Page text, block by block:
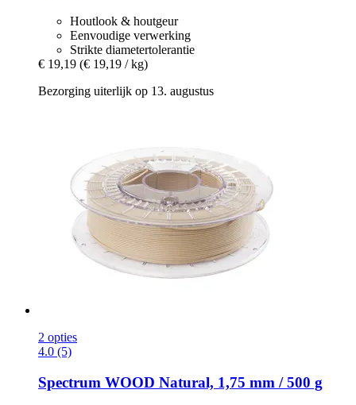
Houtlook & houtgeur
Eenvoudige verwerking
Strikte diametertolerantie
€ 19,19 (€ 19,19 / kg)
Bezorging uiterlijk op 13. augustus
2 opties
4.0 (5)
Spectrum WOOD Natural, 1,75 mm / 500 g